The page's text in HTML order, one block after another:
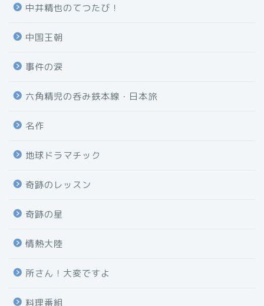
中井精也のてつたび！
中国王朝
事件の涙
六角精児の呑み鉄本線・日本旅
名作
地球ドラマチック
奇跡のレッスン
奇跡の星
情熱大陸
所さん！大変ですよ
料理番組